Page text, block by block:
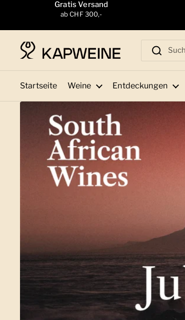
Zum Inhalt springenGratis Versand
ab CHF 300,-
Startseite Weine Entdeckungen